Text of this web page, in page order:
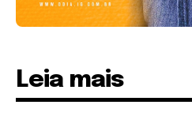
Leia mais